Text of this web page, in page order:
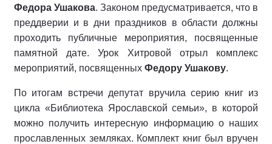
Федора Ушакова. Законом предусматривается, что в
преддверии и в дни праздников в области должны
проходить публичные мероприятия, посвященные
памятной дате. Урок Хитровой отрыл комплекс
мероприятий, посвященных Федору Ушакову.
По итогам встречи депутат вручила серию книг из
цикла «Библиотека Ярославской семьи», в которой
можно получить интересную информацию о наших
прославленных земляках. Комплект книг был вручен